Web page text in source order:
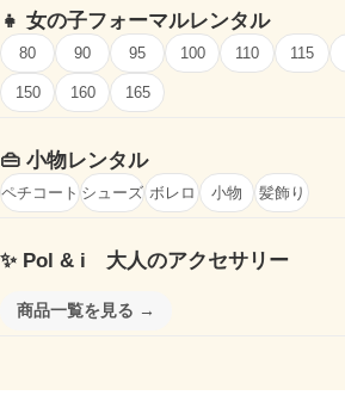
👧 女の子フォーマルレンタル
80 90 95 100 110 115
150 160 165
👜 小物レンタル
ペチコートシューズ ボレロ 小物 髪飾り
✨ Pol & i 大人のアクセサリー
商品一覧を見る →